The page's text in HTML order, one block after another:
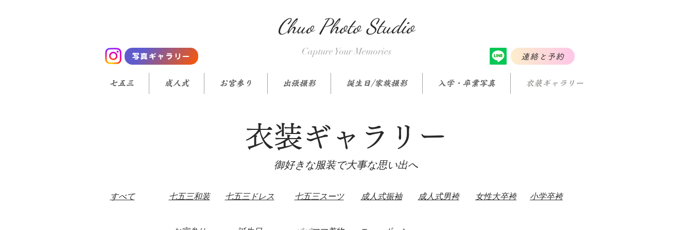
Chuo Photo Studio
Capture Your Memories
写真ギャラリー 連絡と予約
七五三 成人式 お宮参り 出張撮影 誕生日/家族撮影 入学・卒業写真 衣装ギャラリー
衣装ギャラリー
御好きな服装で大事な思い出へ
すべて 七五三和装 七五三ドレス 七五三スーツ 成人式振袖 成人式男袴 女性大卒袴 ​小学卒袴